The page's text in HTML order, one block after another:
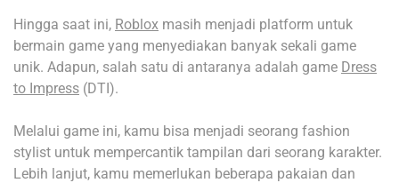
Hingga saat ini, Roblox masih menjadi platform untuk
bermain game yang menyediakan banyak sekali game
unik. Adapun, salah satu di antaranya adalah game Dress
to Impress (DTI).
Melalui game ini, kamu bisa menjadi seorang fashion
stylist untuk mempercantik tampilan dari seorang karakter.
Lebih lanjut, kamu memerlukan beberapa pakaian dan